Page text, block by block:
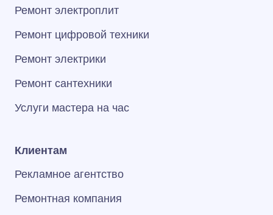
Ремонт электроплит
Ремонт цифровой техники
Ремонт электрики
Ремонт сантехники
Услуги мастера на час
Клиентам
Рекламное агентство
Ремонтная компания